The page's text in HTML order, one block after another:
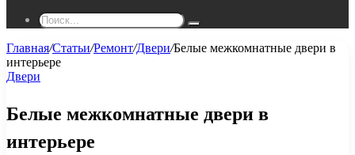
Поиск...
Главная/Статьи/Ремонт/Двери/Белые межкомнатные двери в
интерьере
Двери
Белые межкомнатные двери в
интерьере